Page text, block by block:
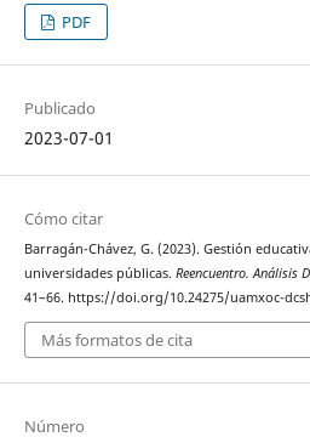
PDF
Publicado
2023-07-01
Cómo citar
Barragán-Chávez, G. (2023). Gestión
universidades públicas. Reencuentro. Análisis
41–66. https://doi.org/10.24275/uamxoc-
Más formatos de cita
Número